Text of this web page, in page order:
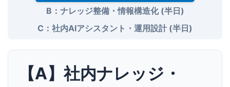
B：ナレッジ整備・情報構造化 (半日)
C：社内AIアシスタント・運用設計 (半日)
【A】社内ナレッジ・